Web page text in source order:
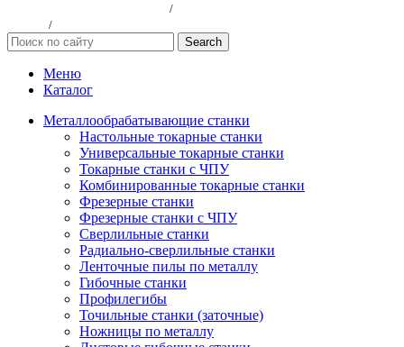
/
/
Search
Меню
Каталог
Металлообрабатывающие станки
Настольные токарные станки
Универсальные токарные станки
Токарные станки с ЧПУ
Комбинированные токарные станки
Фрезерные станки
Фрезерные станки с ЧПУ
Сверлильные станки
Радиально-сверлильные станки
Ленточные пилы по металлу
Гибочные станки
Профилегибы
Точильные станки (заточные)
Ножницы по металлу